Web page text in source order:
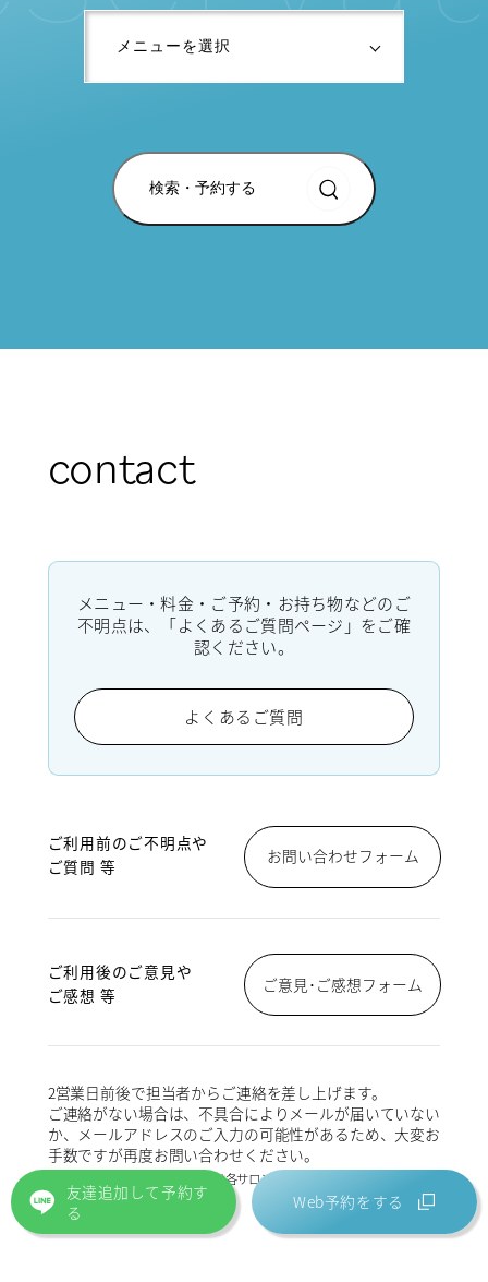
検索・予約する
contact
メニュー・料金・ご予約・お持ち物などのご
不明点は、「よくあるご質問ページ」をご確
認ください。
よくあるご質問
ご利用前のご不明点や
ご質問 等
お問い合わせフォーム
ご利用後のご意見や
ご感想 等
ご意見･ご感想フォーム
2営業日前後で担当者からご連絡を差し上げます。
ご連絡がない場合は、不具合によりメールが届いていない
か、メールアドレスのご入力の可能性があるため、大変お
手数ですが再度お問い合わせください。
※ご予約および予約内容の変更は各サロンに直接ご連絡ください。
友達追加して予約す
る
Web予約をする